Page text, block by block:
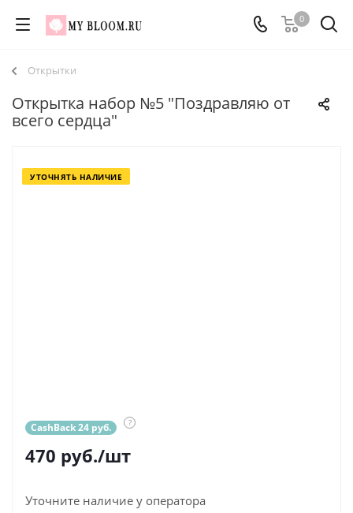
0
Открытки
Открытка набор №5 "Поздравляю от
всего сердца"
УТОЧНЯТЬ НАЛИЧИЕ
CashBack 24 руб. ?
470 руб./шт
Уточните наличие у оператора